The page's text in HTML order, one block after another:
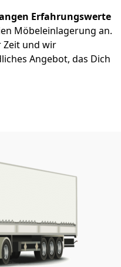
Erfahrungswerte
Möbeleinlagerung an.
Zeit und wir
Angebot, das Dich